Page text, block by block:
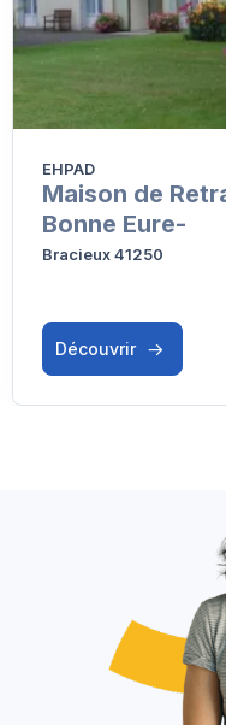
EHPAD
Maison de
Bonne Eure-
Bracieux 41250
Découvrir